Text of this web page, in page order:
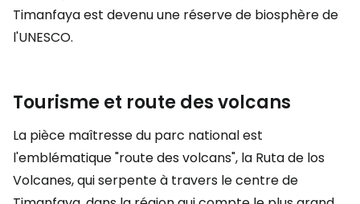
Timanfaya est devenu une réserve de biosphère de
l'UNESCO.
Tourisme et route des volcans
La pièce maîtresse du parc national est
l'emblématique "route des volcans", la Ruta de los
Volcanes, qui serpente à travers le centre de